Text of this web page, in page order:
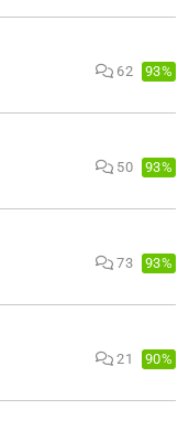
62 93%
50 93%
73 93%
21 90%